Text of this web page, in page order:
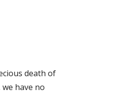
death of
have no